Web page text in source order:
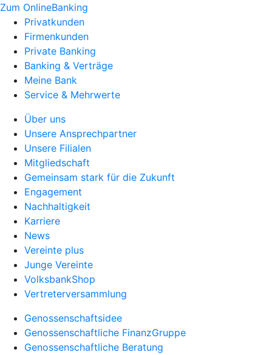
Zum OnlineBanking
Privatkunden
Firmenkunden
Private Banking
Banking & Verträge
Meine Bank
Service & Mehrwerte
Über uns
Unsere Ansprechpartner
Unsere Filialen
Mitgliedschaft
Gemeinsam stark für die Zukunft
Engagement
Nachhaltigkeit
Karriere
News
Vereinte plus
Junge Vereinte
VolksbankShop
Vertreterversammlung
Genossenschaftsidee
Genossenschaftliche FinanzGruppe
Genossenschaftliche Beratung